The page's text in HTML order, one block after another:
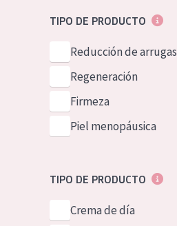
GermanTIPO DE PRODUCTO
Reducción de arrugas
Regeneración
Firmeza
Piel menopáusica
TIPO DE PRODUCTO
Crema de día